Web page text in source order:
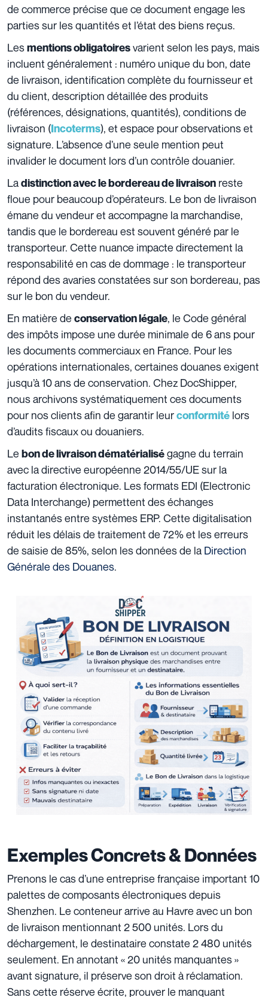
de commerce précise que ce document engage les
parties sur les quantités et l’état des biens reçus.
Lesmentions obligatoiresvarient selon les pays, mais
incluent généralement : numéro unique du bon, date
de livraison, identification complète du fournisseur et
du client, description détaillée des produits
(références, désignations, quantités), conditions de
livraison (Incoterms), et espace pour observations et
signature. L’absence d’une seule mention peut
invalider le document lors d’un contrôle douanier.
Ladistinction avec le bordereau de livraison reste
floue pour beaucoup d’opérateurs. Le bon de livraison
émane du vendeur et accompagne la marchandise,
tandis que le bordereau est souvent généré par le
transporteur. Cette nuance impacte directement la
responsabilité en cas de dommage : le transporteur
répond des avaries constatées sur son bordereau, pas
sur le bon du vendeur.
En matière de conservation légale, le Code général
des impôts impose une durée minimale de 6 ans pour
les documents commerciaux en France. Pour les
opérations internationales, certaines douanes exigent
jusqu’à 10 ans de conservation. Chez DocShipper,
nous archivons systématiquement ces documents
pour nos clients afin de garantir leurconformité lors
d’audits fiscaux ou douaniers.
Le bon de livraison dématérialiségagne du terrain
avec la directive européenne 2014/55/UE sur la
facturation électronique. Les formats EDI (Electronic
Data Interchange) permettent des échanges
instantanés entre systèmes ERP. Cette digitalisation
réduit les délais de traitement de 72% et les erreurs
de saisie de 85%, selon les données de la Direction
Générale des Douanes.
Exemples Concrets & Données
Prenons le cas d’une entreprise française important 10
palettes de composants électroniques depuis
Shenzhen. Le conteneur arrive au Havre avec un bon
de livraison mentionnant 2 500 unités. Lors du
déchargement, le destinataire constate 2 480 unités
seulement. En annotant « 20 unités manquantes »
avant signature, il préserve son droit à réclamation.
Sans cette réserve écrite, prouver le manquant